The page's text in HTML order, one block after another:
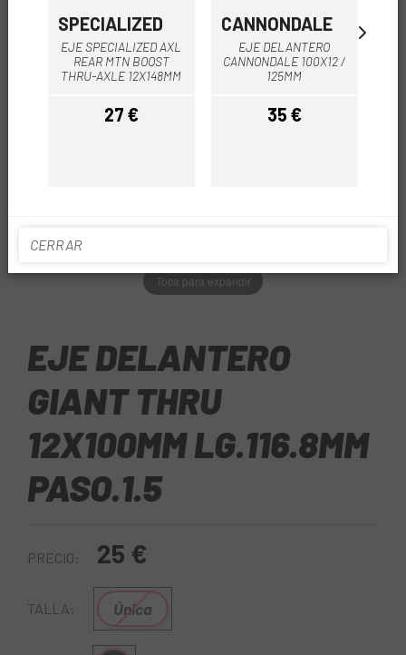
Toca para expandir
EJE DELANTERO
GIANT THRU
12X100MM LG.116.8MM
PASO.1.5
PRECIO: 25 €
TALLA: Única
SPECIALIZED
EJE SPECIALIZED AXL
REAR MTN BOOST
THRU-AXLE 12X148MM
Precio
27 €
CANNONDALE
EJE DELANTERO
CANNONDALE 100X12 /
125MM
Precio
35 €
CERRAR